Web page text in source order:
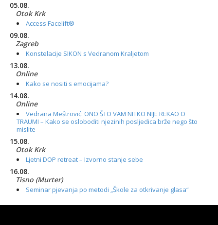
05.08.
Otok Krk
Access Facelift®
09.08.
Zagreb
Konstelacije SIKON s Vedranom Kraljetom
13.08.
Online
Kako se nositi s emocijama?
14.08.
Online
Vedrana Meštrović: ONO ŠTO VAM NITKO NIJE REKAO O
TRAUMI – Kako se osloboditi njezinih posljedica brže nego što
mislite
15.08.
Otok Krk
Ljetni DOP retreat – Izvorno stanje sebe
16.08.
Tisno (Murter)
Seminar pjevanja po metodi „Škole za otkrivanje glasa“